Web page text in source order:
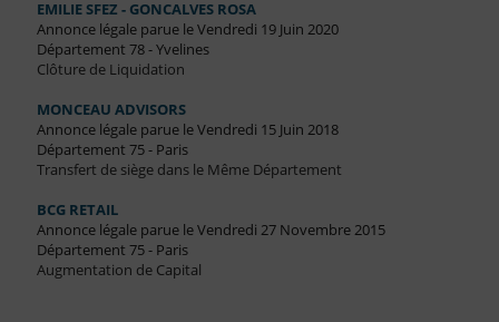
EMILIE SFEZ - GONCALVES ROSA
Annonce légale parue le Vendredi 19 Juin 2020
Département 78 - Yvelines
Clôture de Liquidation
MONCEAU ADVISORS
Annonce légale parue le Vendredi 15 Juin 2018
Département 75 - Paris
Transfert de siège dans le Même Département
BCG RETAIL
Annonce légale parue le Vendredi 27 Novembre 2015
Département 75 - Paris
Augmentation de Capital